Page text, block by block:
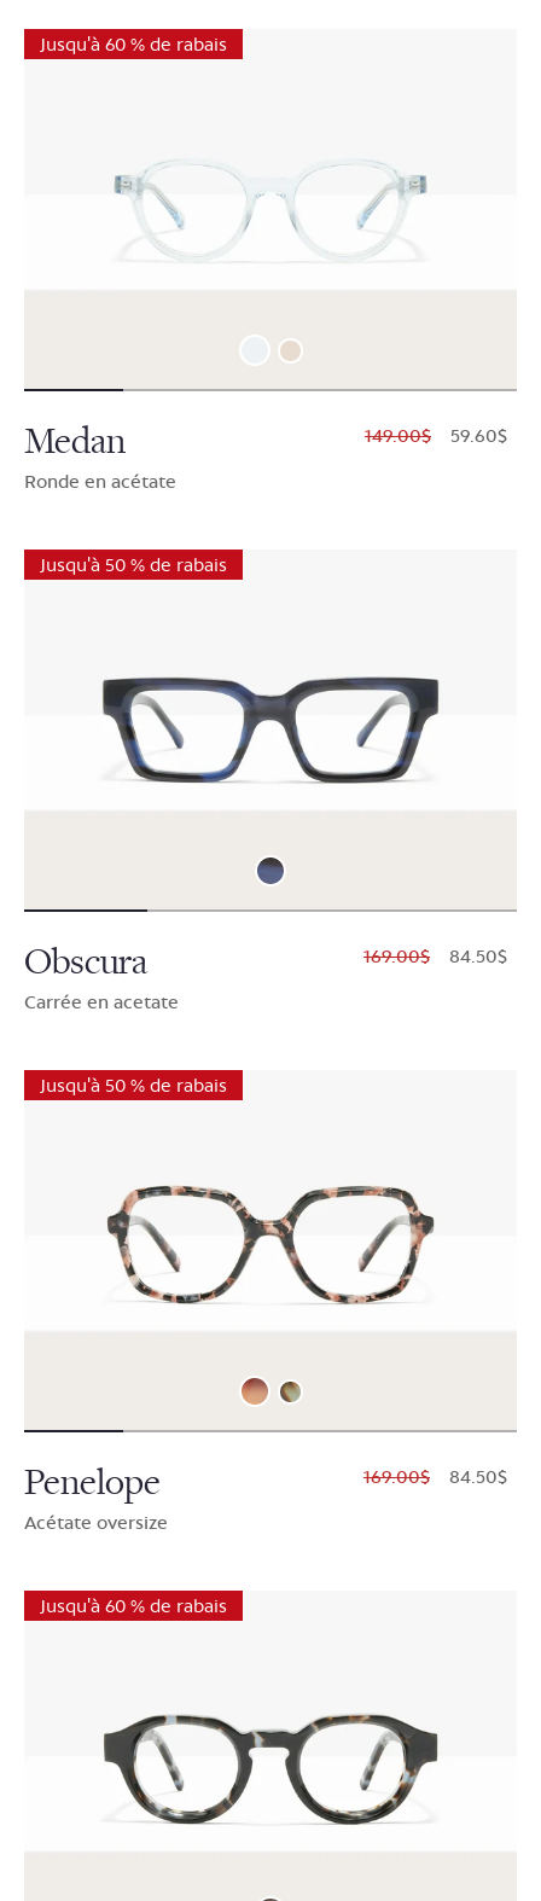
Jusqu'à 60 % de rabais
Medan
Ronde en acétate
$149.00 $59.60
Jusqu'à 50 % de rabais
Obscura
Carrée en acetate
$169.00 $84.50
Jusqu'à 50 % de rabais
Penelope
Acétate oversize
$169.00 $84.50
Jusqu'à 60 % de rabais